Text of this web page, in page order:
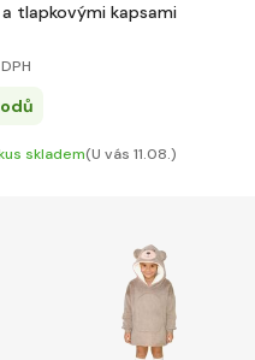
tlapkovými kapsami
skladem(U vás 11.08.)